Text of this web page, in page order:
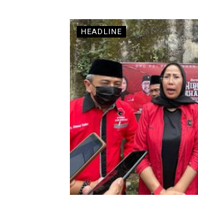
HEADLINE